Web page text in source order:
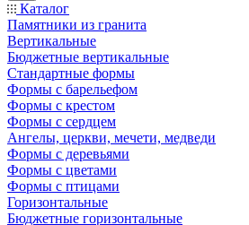
Каталог
Памятники из гранита
Вертикальные
Бюджетные вертикальные
Стандартные формы
Формы с барельефом
Формы с крестом
Формы с сердцем
Ангелы, церкви, мечети, медведи
Формы с деревьями
Формы с цветами
Формы с птицами
Горизонтальные
Бюджетные горизонтальные